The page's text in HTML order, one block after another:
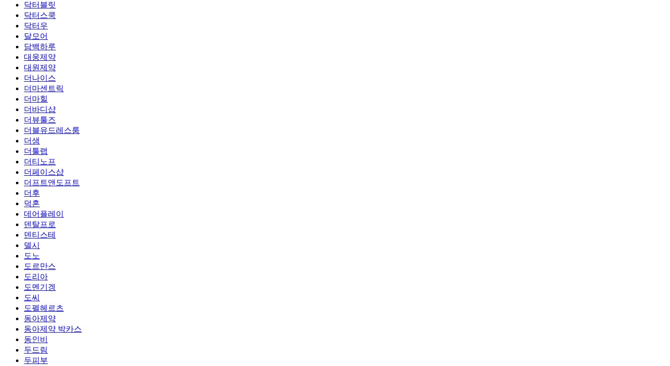
닥터블릿
닥터스쿡
닥터우
달모어
담백하루
대웅제약
대원제약
더나이스
더마센트릭
더마힐
더바디샵
더뷰툴즈
더블유드레스룸
더샘
더툴랩
더티노프
더페이스샵
더프트앤도프트
더후
덕혼
데어플레이
덴탈프로
덴티스테
델시
도노
도르만스
도리아
도멘기겡
도씨
도펠헤르츠
동아제약
동아제약 박카스
동인비
두드림
두피부